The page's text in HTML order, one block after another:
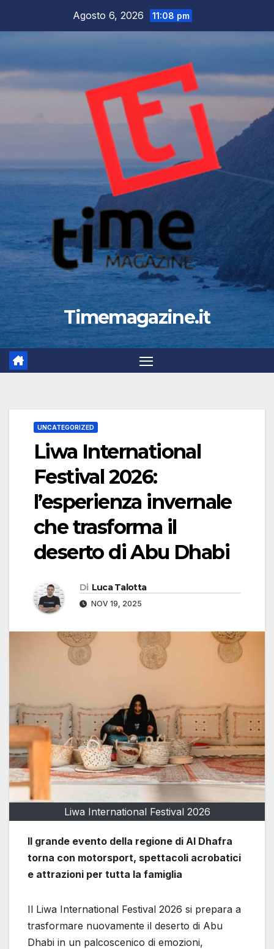
Agosto 6, 2026 11:08 pm
Timemagazine.it
UNCATEGORIZED
Liwa International
Festival 2026:
l’esperienza invernale
che trasforma il
deserto di Abu Dhabi
Di Luca Talotta
NOV 19, 2025
Liwa International Festival 2026
Il grande evento della regione di Al Dhafra
torna con motorsport, spettacoli acrobatici
e attrazioni per tutta la famiglia
Il Liwa International Festival 2026 si prepara a
trasformare nuovamente il deserto di Abu
Dhabi in un palcoscenico di emozioni,